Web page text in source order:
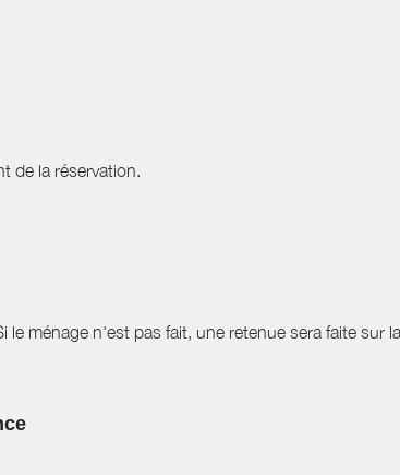
de la réservation.
ménage n'est pas fait, une retenue sera faite sur